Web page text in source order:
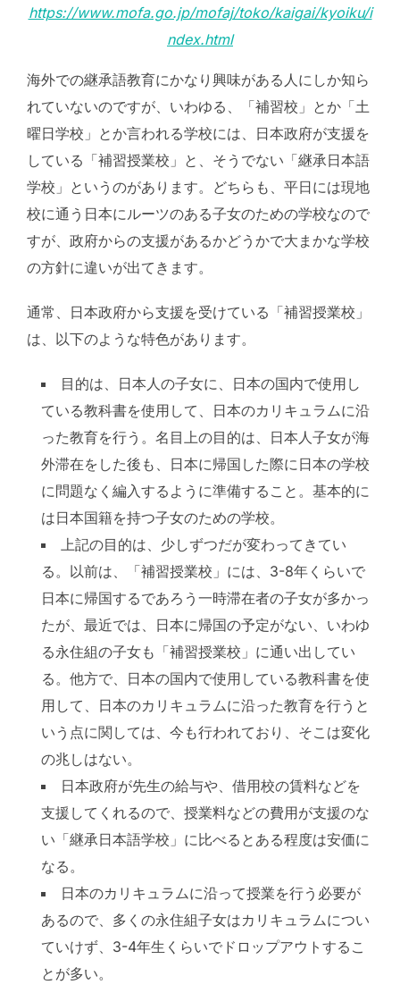
https://www.mofa.go.jp/mofaj/toko/kaigai/kyoiku/i
ndex.html
海外での継承語教育にかなり興味がある人にしか知ら
れていないのですが、いわゆる、「補習校」とか「土
曜日学校」とか言われる学校には、日本政府が支援を
している「補習授業校」と、そうでない「継承日本語
学校」というのがあります。どちらも、平日には現地
校に通う日本にルーツのある子女のための学校なので
すが、政府からの支援があるかどうかで大まかな学校
の方針に違いが出てきます。
通常、日本政府から支援を受けている「補習授業校」
は、以下のような特色があります。
目的は、日本人の子女に、日本の国内で使用し
ている教科書を使用して、日本のカリキュラムに沿
った教育を行う。名目上の目的は、日本人子女が海
外滞在をした後も、日本に帰国した際に日本の学校
に問題なく編入するように準備すること。基本的に
は日本国籍を持つ子女のための学校。
上記の目的は、少しずつだが変わってきてい
る。以前は、「補習授業校」には、3-8年くらいで
日本に帰国するであろう一時滞在者の子女が多かっ
たが、最近では、日本に帰国の予定がない、いわゆ
る永住組の子女も「補習授業校」に通い出してい
る。他方で、日本の国内で使用している教科書を使
用して、日本のカリキュラムに沿った教育を行うと
いう点に関しては、今も行われており、そこは変化
の兆しはない。
日本政府が先生の給与や、借用校の賃料などを
支援してくれるので、授業料などの費用が支援のな
い「継承日本語学校」に比べるとある程度は安価に
なる。
日本のカリキュラムに沿って授業を行う必要が
あるので、多くの永住組子女はカリキュラムについ
ていけず、3-4年生くらいでドロップアウトするこ
とが多い。